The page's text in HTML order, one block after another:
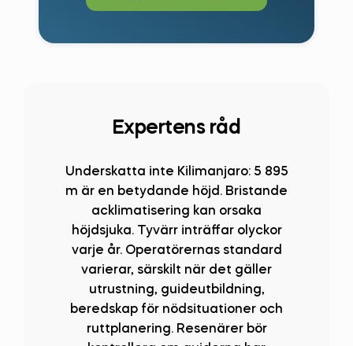
Expertens råd
Underskatta inte Kilimanjaro: 5 895
m är en betydande höjd. Bristande
acklimatisering kan orsaka
höjdsjuka. Tyvärr inträffar olyckor
varje år. Operatörernas standard
varierar, särskilt när det gäller
utrustning, guideutbildning,
beredskap för nödsituationer och
ruttplanering. Resenärer bör